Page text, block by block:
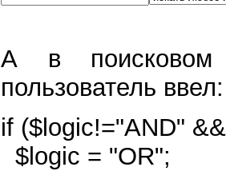
А в поисковом
пользователь ввел:
if ($logic!="AND"
$logic = "OR";